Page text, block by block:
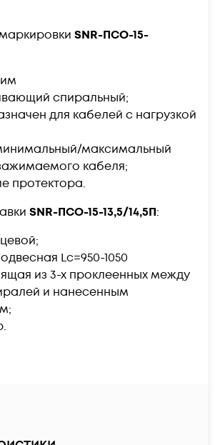
SNR-ПСО-15-
спиральный;
для кабелей с нагрузкой
минимальный/максимальный
кабеля;
протектора.
SNR-ПСО-15-13,5/14,5П:
Lc=950-1050
из 3-х проклеенных между
и нанесенным